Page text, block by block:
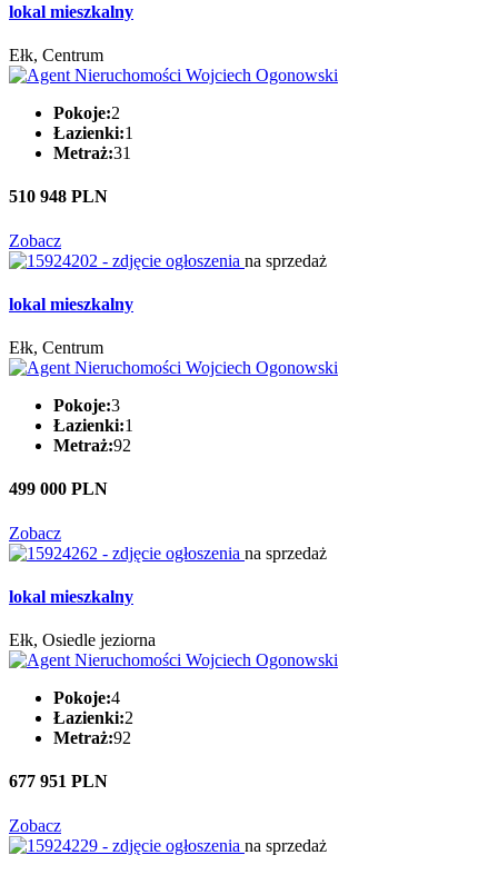
lokal mieszkalny
Ełk, Centrum
Pokoje:2
Łazienki:1
Metraż:31
510 948 PLN
Zobacz
na sprzedaż
lokal mieszkalny
Ełk, Centrum
Pokoje:3
Łazienki:1
Metraż:92
499 000 PLN
Zobacz
na sprzedaż
lokal mieszkalny
Ełk, Osiedle jeziorna
Pokoje:4
Łazienki:2
Metraż:92
677 951 PLN
Zobacz
na sprzedaż